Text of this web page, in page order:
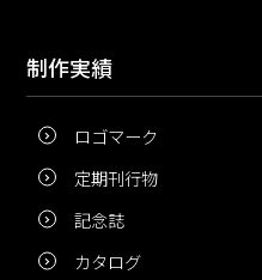
制作実績
ロゴマーク
定期刊行物
記念誌
カタログ